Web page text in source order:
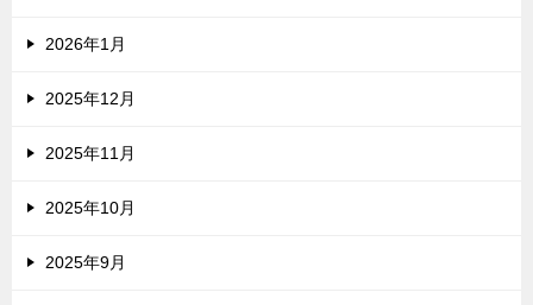
2026年1月
2025年12月
2025年11月
2025年10月
2025年9月